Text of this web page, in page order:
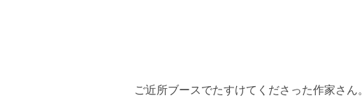
ご近所ブースでたすけてくださった作家さん。